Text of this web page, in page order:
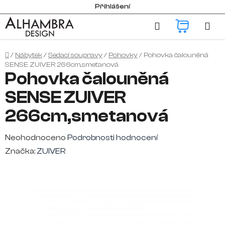
na
obsah
Přihlášení
Hledat
Domů
/ Nábytek/Sedací soupravy/ Pohovky/ Pohovka čalouněná
SENSE ZUIVER 266cm,smetanová
Pohovka čalouněná
SENSE ZUIVER
266cm,smetanová
Průměrné
hodnocení
Neohodnoceno Podrobnosti hodnocení
Značka: ZUIVER